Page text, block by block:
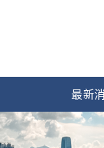
最新